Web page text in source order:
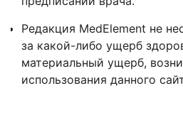
Редакция MedElement не
за какой-либо ущерб
материальный ущерб,
использования данного